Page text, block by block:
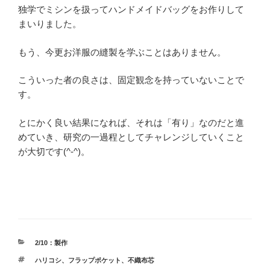
独学でミシンを扱ってハンドメイドバッグをお作りして
まいりました。
もう、今更お洋服の縫製を学ぶことはありません。
こういった者の良さは、固定観念を持っていないことで
す。
とにかく良い結果になれば、それは「有り」なのだと進
めていき、研究の一過程としてチャレンジしていくこと
が大切です(^-^)。
カ
ゴ
2/10：製作
タ
ハリコシ、 フラップポケット 、 不織布芯